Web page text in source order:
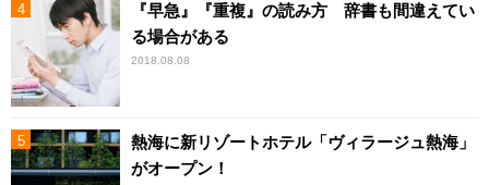
『早急』『重複』の読み方 辞書も間違えてい
る場合がある
2018.08.08
熱海に新リゾートホテル「ヴィラージュ熱海」
がオープン！